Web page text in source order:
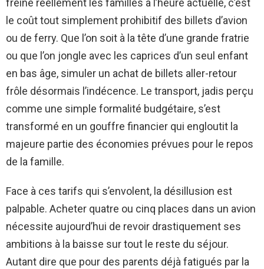
freine réellement les familles à l’heure actuelle, c’est
le coût tout simplement prohibitif des billets d’avion
ou de ferry. Que l’on soit à la tête d’une grande fratrie
ou que l’on jongle avec les caprices d’un seul enfant
en bas âge, simuler un achat de billets aller-retour
frôle désormais l’indécence. Le transport, jadis perçu
comme une simple formalité budgétaire, s’est
transformé en un gouffre financier qui engloutit la
majeure partie des économies prévues pour le repos
de la famille.
Face à ces tarifs qui s’envolent, la désillusion est
palpable. Acheter quatre ou cinq places dans un avion
nécessite aujourd’hui de revoir drastiquement ses
ambitions à la baisse sur tout le reste du séjour.
Autant dire que pour des parents déjà fatigués par la